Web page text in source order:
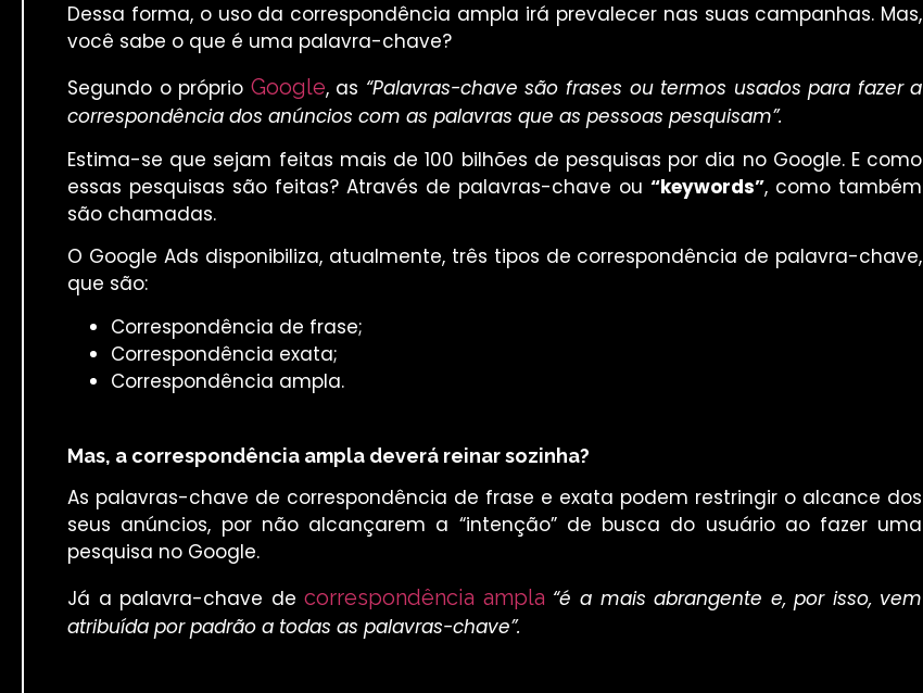
Dessa forma, o uso da correspondência ampla irá prevalecer nas suas campanhas. Mas,
você sabe o que é uma palavra-chave?
Segundo o próprio Google, as “Palavras-chave são frases ou termos usados para fazer a
correspondência dos anúncios com as palavras que as pessoas pesquisam”.
Estima-se que sejam feitas mais de 100 bilhões de pesquisas por dia no Google. E como
essas pesquisas são feitas? Através de palavras-chave ou“keywords”, como também
são chamadas.
O Google Ads disponibiliza, atualmente, três tipos de correspondência de palavra-chave,
que são:
Correspondência de frase;
Correspondência exata;
Correspondência ampla.
Mas, a correspondência ampla deverá reinar sozinha?
As palavras-chave de correspondência de frase e exata podem restringir o alcance dos
seus anúncios, por não alcançarem a “intenção” de busca do usuário ao fazer uma
pesquisa no Google.
Já a palavra-chave decorrespondência ampla “é a mais abrangente e, por isso, vem
atribuída por padrão a todas as palavras-chave”.